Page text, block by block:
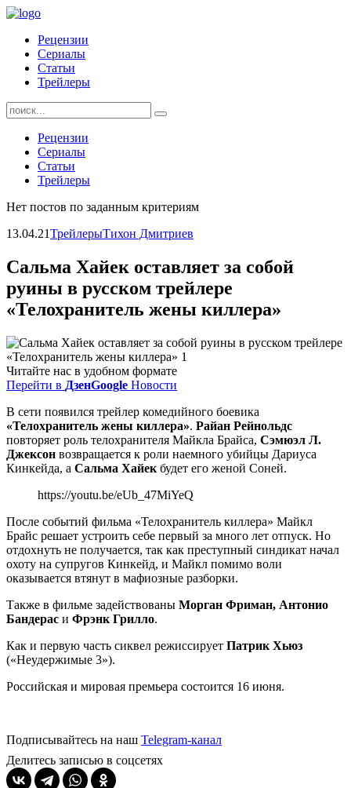
Skip
contentРецензии
Сериалы
Статьи
Трейлеры
Найти:
Рецензии
Сериалы
Статьи
Трейлеры
Нет постов по заданным критериям
13.04.21ТрейлерыТихон Дмитриев
Сальма Хайек оставляет за собой
руины в русском трейлере
«Телохранитель жены киллера»
Читайте нас в удобном формате
Перейти в ДзенGoogle Новости
В сети появился трейлер комедийного боевика
«Телохранитель жены киллера». Райан Рейнольдс
повторяет роль телохранителя Майкла Брайса, Сэмюэл Л.
Джексон возвращается к роли наемного убийцы Дариуса
Кинкейда, а Сальма Хайек будет его женой Соней.
https://youtu.be/eUb_47MiYeQ
После событий фильма «Телохранитель киллера» Майкл
Брайс решает устроить себе первый за много лет отпуск. Но
отдохнуть не получается, так как преступный синдикат начал
охоту на супругов Кинкейд, и Майкл помимо воли
оказывается втянут в мафиозные разборки.
Также в фильме задействованы Морган Фриман, Антонио
Бандерас и Фрэнк Грилло.
Как и первую часть сиквел режиссирует Патрик Хьюз
(«Неудержимые 3»).
Российская и мировая премьера состоится 16 июня.
Подписывайтесь на наш Telegram-канал
Делитесь записью в соцсетях